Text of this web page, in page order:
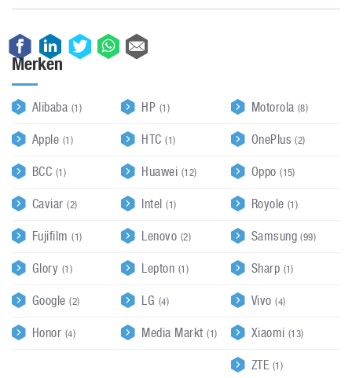
Merken
Alibaba (1)
Apple (1)
BCC (1)
Caviar(2)
Fujifilm(1)
Glory (1)
Google(2)
Honor (4)
HP (1)
HTC(1)
Huawei (12)
Intel(1)
Lenovo (2)
Lepton (1)
LG (4)
Media Markt(1)
Motorola (8)
OnePlus(2)
Oppo(15)
Royole(1)
Samsung(99)
Sharp (1)
Vivo(4)
Xiaomi(13)
ZTE (1)